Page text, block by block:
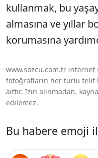
kullanmak, bu
almasına ve yıllar
korumasına
www.sozcu.com.tr internet
fotoğrafların her türlü telif
aittir. İzin alınmadan,
edilemez.
Bu habere emoji